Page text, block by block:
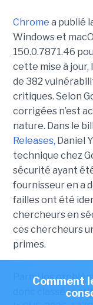
Chrome a publié
Windows et
150.0.7871.46
cette mise à
de 382
critiques. Selon
corrigées n’est
nature. Dans le
Releases, Daniel
technique chez
sécurité ayant
fournisseur en a
failles ont été
chercheurs en
ces chercheurs
primes.
Parmi les
donc classées
Comment